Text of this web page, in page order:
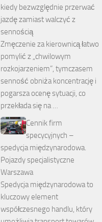
kiedy bezwzględnie przerwać
jazdę zamiast walczyć z
sennością
Zmęczenie za kierownicą łatwo
pomylić z „chwilowym
rozkojarzeniem”, tymczasem
senność obniża koncentrację i
pogarsza ocenę sytuacji, co
przekłada się na …
Cennik firm
specycyjnych –
spedycja międzynarodowa.
Pojazdy specjalistyczne
Warszawa
Spedycja międzynarodowa to
kluczowy element
współczesnego handlu, który